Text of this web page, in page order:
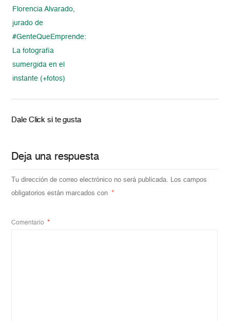
Florencia Alvarado,
jurado de
#GenteQueEmprende:
La fotografía
sumergida en el
instante (+fotos)
Dale Click si te gusta
Deja una respuesta
Tu dirección de correo electrónico no será publicada. Los campos
obligatorios están marcados con
*
Comentario *